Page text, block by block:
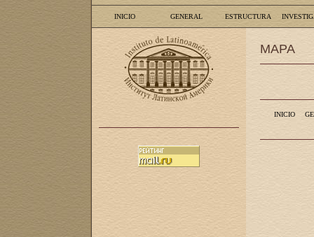
INICIO GENERAL ESTRUCTURA
MAPA
INICIO